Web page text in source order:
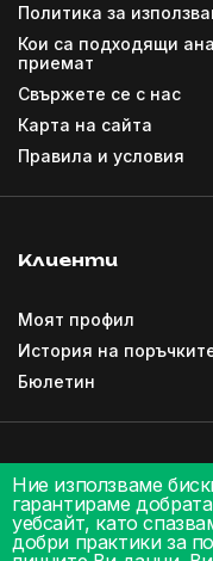
Ние използваме
гарантираме
уебсайт, като
добри практики за
Политика за
Кои са подходящи
приемат
Свържете се с нас
Карта на сайта
Правила и условия
Клиенти
Моят профил
История на
Бюлетин